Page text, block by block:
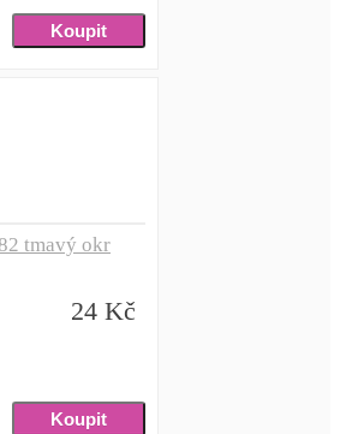
tmavý okr
24 Kč